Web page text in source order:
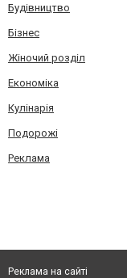
Будівництво
Бізнес
Жіночий розділ
Економіка
Кулінарія
Подорожі
Реклама
Реклама на сайті